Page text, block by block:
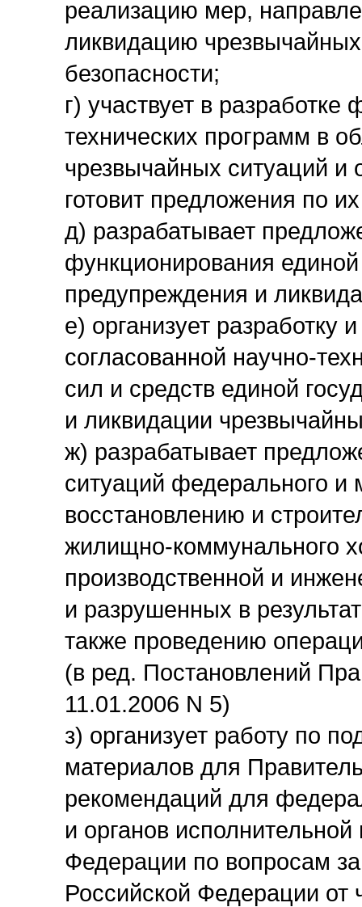
реализацию мер,
ликвидацию
безопасности;
г) участвует в
технических программ в
чрезвычайных ситуаций и
готовит предложения по
д) разрабатывает
функционирования
предупреждения и
е) организует
согласованной научно-
сил и средств единой
и ликвидации
ж) разрабатывает
ситуаций федерального и
восстановлению и
жилищно-коммунального
производственной и
и разрушенных в
также проведению
(в ред. Постановлений
11.01.2006 N 5)
з) организует работу по
материалов для
рекомендаций для
и органов
Федерации по вопросам
Российской Федерации от